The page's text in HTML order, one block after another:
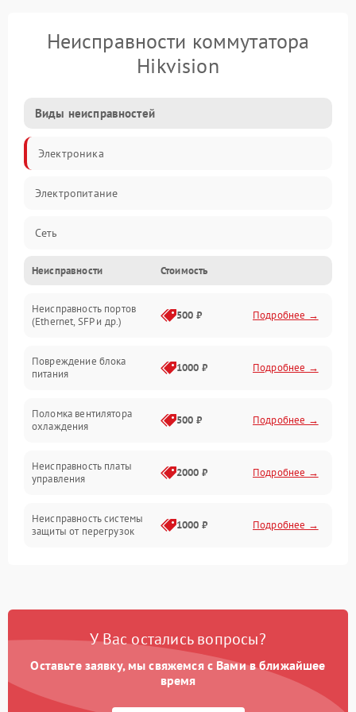
Неисправности коммутатора
Hikvision
Виды неисправностей
Электроника
Электропитание
Сеть
Механические повреждения
Неисправности Стоимость
Неисправность портов
(Ethernet, SFP и др.)
500 ₽ Подробнее →
Повреждение блока
питания
1000 ₽ Подробнее →
Поломка вентилятора
охлаждения
500 ₽ Подробнее →
Неисправность платы
управления
2000 ₽ Подробнее →
Неисправность системы
защиты от перегрузок
1000 ₽ Подробнее →
Неисправность системы
защиты от короткого
замыкания
1000 ₽ Подробнее →
Повреждение системы
1000 ₽
У Вас остались вопросы?
Оставьте заявку, мы свяжемся с Вами в ближайшее
время